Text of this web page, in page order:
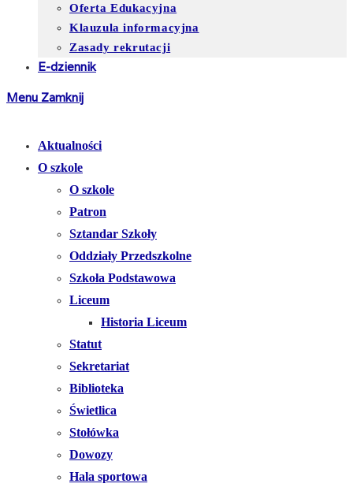
Oferta Edukacyjna
Klauzula informacyjna
Zasady rekrutacji
E-dziennik
Menu Zamknij
Aktualności
O szkole
O szkole
Patron
Sztandar Szkoły
Oddziały Przedszkolne
Szkoła Podstawowa
Liceum
Historia Liceum
Statut
Sekretariat
Biblioteka
Świetlica
Stołówka
Dowozy
Hala sportowa